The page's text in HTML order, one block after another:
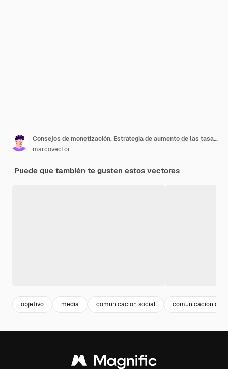
Consejos de monetización. Estrategia de aumento de las tasas de conversión. Atrayendo seguidores. Generación de nuevos leads, identificación de clientes, concepto de estrategias SMM. Ilustración aislada violeta vibrante brillante
marcovector
Puede que también te gusten estos vectores
objetivo media comunicacion social comunicacion